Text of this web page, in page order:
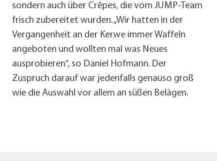
sondern auch über Crêpes, die vom JUMP-Team
frisch zubereitet wurden. „Wir hatten in der
Vergangenheit an der Kerwe immer Waffeln
angeboten und wollten mal was Neues
ausprobieren“, so Daniel Hofmann. Der
Zuspruch darauf war jedenfalls genauso groß
wie die Auswahl vor allem an süßen Belägen.